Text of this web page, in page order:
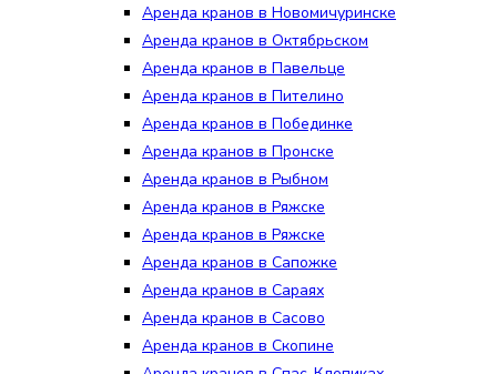
Аренда кранов в Новомичуринске
Аренда кранов в Октябрьском
Аренда кранов в Павельце
Аренда кранов в Пителино
Аренда кранов в Побединке
Аренда кранов в Пронске
Аренда кранов в Рыбном
Аренда кранов в Ряжске
Аренда кранов в Ряжске
Аренда кранов в Сапожке
Аренда кранов в Сараях
Аренда кранов в Сасово
Аренда кранов в Скопине